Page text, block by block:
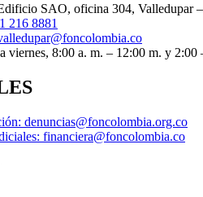
SAO, oficina 304, Valledupar
216 8881
viernes, 8:00 a. m. – 12:00 m. y 2:00
denuncias@foncolombia.org.co
financiera@foncolombia.co